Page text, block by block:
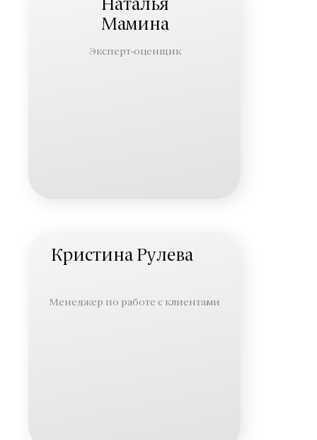
Наталья
Мамина
Эксперт-оценщик
Кристина Рулева
Менеджер по работе с клиентами